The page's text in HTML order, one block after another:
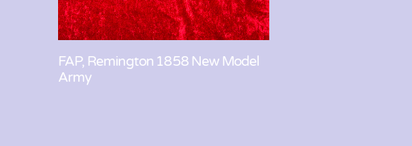
FAP, Remington 1858 New Model
Army